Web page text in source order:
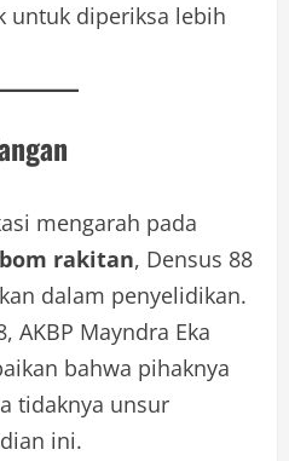
untuk diperiksa lebih
mengarah pada
bom rakitan, Densus 88
dalam penyelidikan.
AKBP Mayndra Eka
bahwa pihaknya
tidaknya unsur
ini.